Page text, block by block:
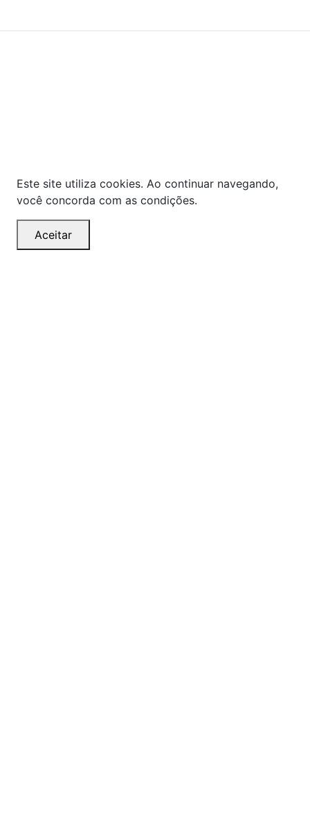
Este site utiliza cookies. Ao continuar navegando,
você concorda com as condições.
Aceitar